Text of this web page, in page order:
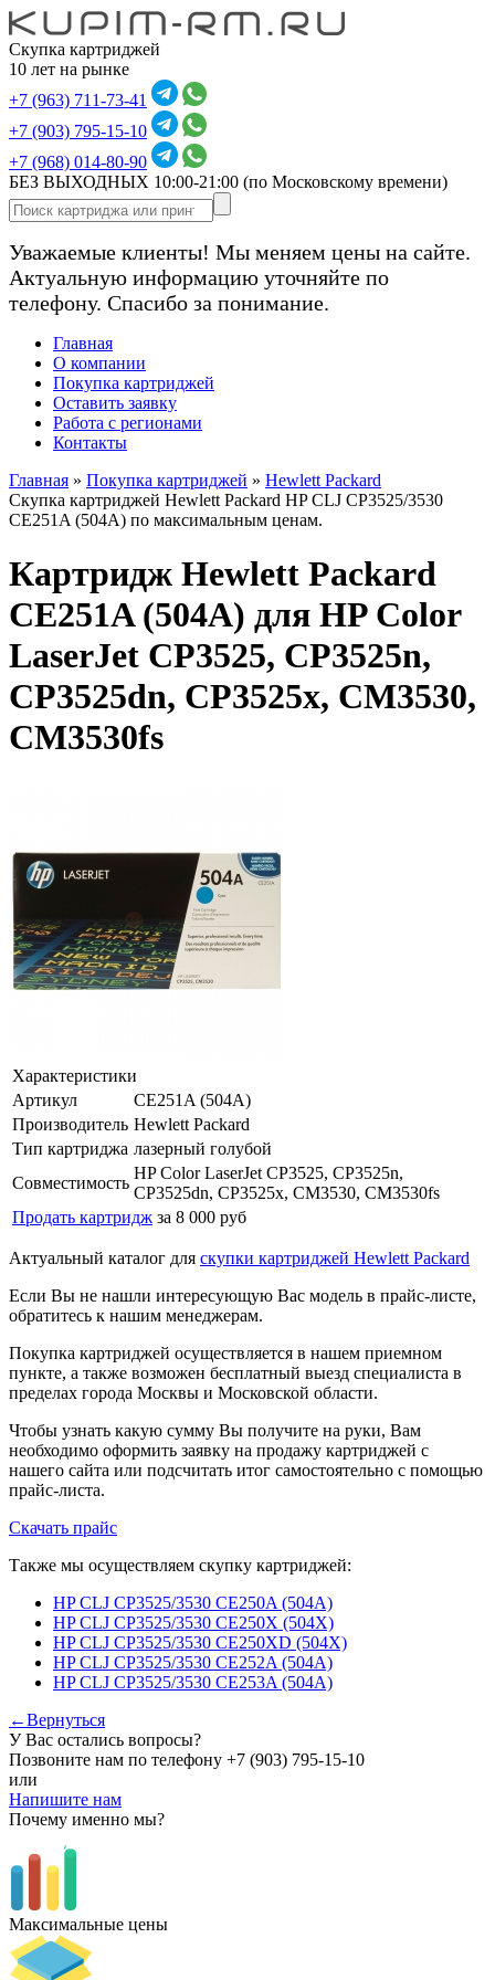
Скупка картриджей
10 лет на рынке
+7 (963) 711-73-41
+7 (903) 795-15-10
+7 (968) 014-80-90
БЕЗ ВЫХОДНЫХ 10:00-21:00 (по Московскому времени)
Уважаемые клиенты! Мы меняем цены на сайте.
Актуальную информацию уточняйте по
телефону. Спасибо за понимание.
Главная
О компании
Покупка картриджей
Оставить заявку
Работа с регионами
Контакты
Главная » Покупка картриджей » Hewlett Packard
Скупка картриджей Hewlett Packard HP CLJ CP3525/3530
CE251A (504A) по максимальным ценам.
Картридж Hewlett Packard
CE251A (504A) для HP Color
LaserJet CP3525, CP3525n,
CP3525dn, CP3525x, CM3530,
CM3530fs
Характеристики
Артикул
CE251A (504A)
Производитель Hewlett Packard
Тип картриджа лазерный голубой
Совместимость
HP Color LaserJet CP3525, CP3525n,
CP3525dn, CP3525x, CM3530, CM3530fs
Продать картридж за 8 000 руб
Актуальный каталог для скупки картриджей Hewlett Packard
Если Вы не нашли интересующую Вас модель в прайс-листе,
обратитесь к нашим менеджерам.
Покупка картриджей осуществляется в нашем приемном
пункте, а также возможен бесплатный выезд специалиста в
пределах города Москвы и Московской области.
Чтобы узнать какую сумму Вы получите на руки, Вам
необходимо оформить заявку на продажу картриджей с
нашего сайта или подсчитать итог самостоятельно с помощью
прайс-листа.
Скачать прайс
Также мы осуществляем скупку картриджей:
HP CLJ CP3525/3530 CE250A (504A)
HP CLJ CP3525/3530 CE250X (504X)
HP CLJ CP3525/3530 CE250XD (504X)
HP CLJ CP3525/3530 CE252A (504A)
HP CLJ CP3525/3530 CE253A (504A)
←Вернуться
У Вас остались вопросы?
Позвоните нам по телефону +7 (903) 795-15-10
или
Напишите нам
Почему именно мы?
Максимальные цены